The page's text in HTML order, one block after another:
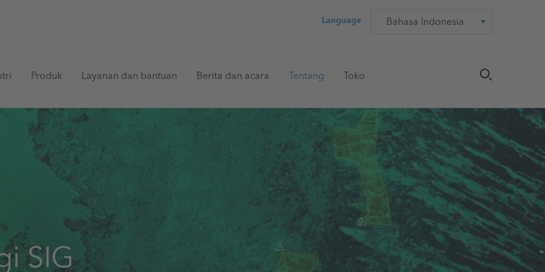
Language Language
Produk Layanan dan bantuan Berita dan acara Tentang Toko
SIG